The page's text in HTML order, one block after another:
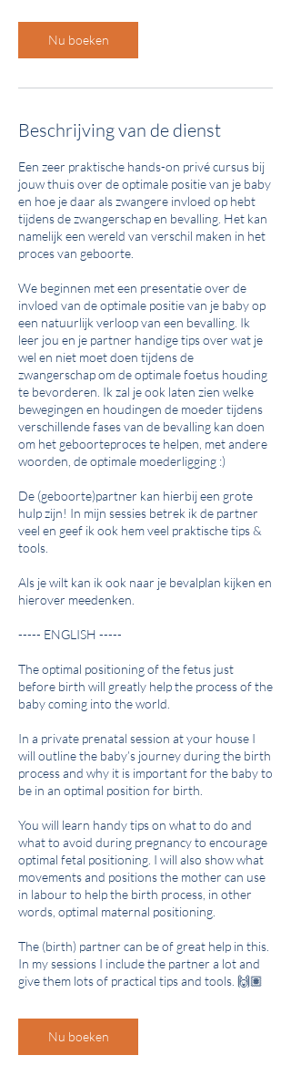
.
Nu boeken
Beschrijving van de dienst
Een zeer praktische hands-on privé cursus bij
jouw thuis over de optimale positie van je baby
en hoe je daar als zwangere invloed op hebt
tijdens de zwangerschap en bevalling. Het kan
namelijk een wereld van verschil maken in het
proces van geboorte.
We beginnen met een presentatie over de
invloed van de optimale positie van je baby op
een natuurlijk verloop van een bevalling. Ik
leer jou en je partner handige tips over wat je
wel en niet moet doen tijdens de
zwangerschap om de optimale foetus houding
te bevorderen. Ik zal je ook laten zien welke
bewegingen en houdingen de moeder tijdens
verschillende fases van de bevalling kan doen
om het geboorteproces te helpen, met andere
woorden, de optimale moederligging :)
De (geboorte)partner kan hierbij een grote
hulp zijn! In mijn sessies betrek ik de partner
veel en geef ik ook hem veel praktische tips &
tools.
Als je wilt kan ik ook naar je bevalplan kijken en
hierover meedenken.
----- ENGLISH -----
The optimal positioning of the fetus just
before birth will greatly help the process of the
baby coming into the world.
In a private prenatal session at your house I
will outline the baby’s journey during the birth
process and why it is important for the baby to
be in an optimal position for birth.
You will learn handy tips on what to do and
what to avoid during pregnancy to encourage
optimal fetal positioning. I will also show what
movements and positions the mother can use
in labour to help the birth process, in other
words, optimal maternal positioning.
The (birth) partner can be of great help in this.
In my sessions I include the partner a lot and
give them lots of practical tips and tools. 🙌🏽
Nu boeken